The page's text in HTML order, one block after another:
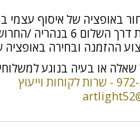
באופציה של איסוף
/החרושת 9 א.ת קריית ביאליק
ובחירה באופציה של איסוף
שאלה או בעיה בנוגע